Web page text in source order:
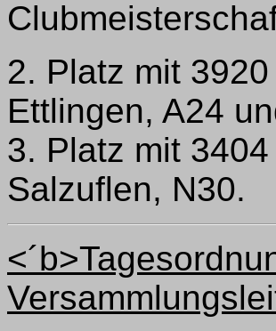
2. Platz mit
Ettlingen, A24
3. Platz mit
Salzuflen, N30.